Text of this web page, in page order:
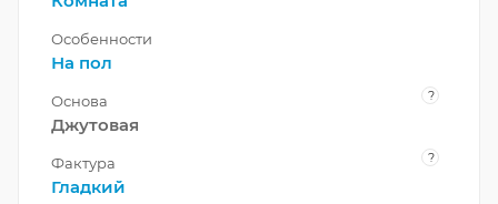
Особенности
На пол
Основа ?
Джутовая
Фактура ?
Гладкий